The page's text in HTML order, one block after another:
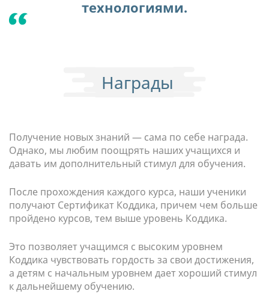
технологиями.
Награды
Получение новых знаний — сама по себе награда.
Однако, мы любим поощрять наших учащихся и
давать им дополнительный стимул для обучения.
После прохождения каждого курса, наши ученики
получают Сертификат Коддика, причем чем больше
пройдено курсов, тем выше уровень Коддика.
Это позволяет учащимся с высоким уровнем
Коддика чувствовать гордость за свои достижения,
а детям с начальным уровнем дает хороший стимул
к дальнейшему обучению.